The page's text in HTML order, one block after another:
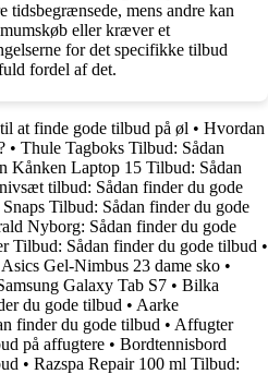
mens andre kan
eller kræver et
for det specifikke tilbud
fordel af det.
at finde gode tilbud på øl • Hvordan
• Thule Tagboks Tilbud: Sådan
Kånken Laptop 15 Tilbud: Sådan
tilbud: Sådan finder du gode
Tilbud: Sådan finder du gode
Nyborg: Sådan finder du gode
Tilbud: Sådan finder du gode tilbud •
Gel-Nimbus 23 dame sko •
Galaxy Tab S7 • Bilka
du gode tilbud • Aarke
finder du gode tilbud • Affugter
på affugtere • Bordtennisbord
• Razspa Repair 100 ml Tilbud: